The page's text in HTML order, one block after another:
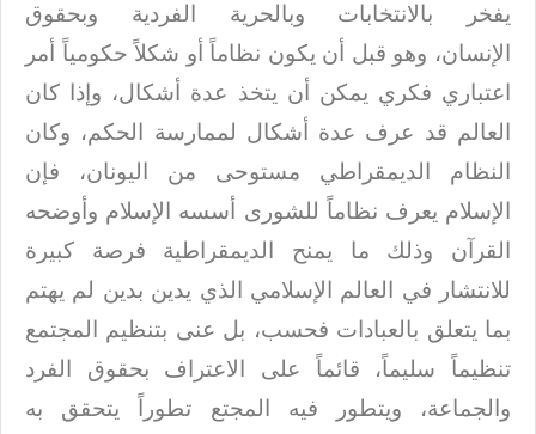
يفخر بالانتخابات وبالحرية الفردية وبحقوق
الإنسان، وهو قبل أن يكون نظاماً أو شكلاً حكومياً أمر
اعتباري فكري يمكن أن يتخذ عدة أشكال، وإذا كان
العالم قد عرف عدة أشكال لممارسة الحكم، وكان
النظام الديمقراطي مستوحى من
اليونان، فإن
الإسلام يعرف نظاماً للشورى أسسه الإسلام وأوضحه
القرآن وذلك ما يمنح
الديمقراطية فرصة كبيرة
للانتشار في العالم الإسلامي الذي يدين بدين لم يهتم
بما يتعلق بالعبادات فحسب، بل عنى بتنظيم المجتمع
تنظيماً سليماً، قائماً على الاعتراف
بحقوق الفرد
والجماعة، ويتطور فيه المجتع تطوراً يتحقق به